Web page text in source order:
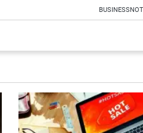
BUSINESS